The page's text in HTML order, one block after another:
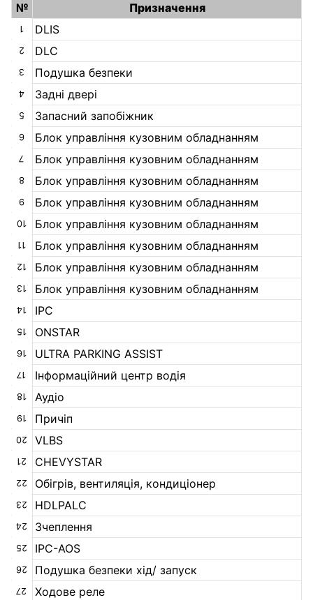
№ Призначення
1 DLIS
2 DLC
3 Подушка безпеки
4 Задні двері
5 Запасний запобіжник
6 Блок управління кузовним обладнанням
7 Блок управління кузовним обладнанням
8 Блок управління кузовним обладнанням
9 Блок управління кузовним обладнанням
10 Блок управління кузовним обладнанням
11 Блок управління кузовним обладнанням
12 Блок управління кузовним обладнанням
13 Блок управління кузовним обладнанням
14 IPC
15 ONSTAR
16 ULTRA PARKING ASSIST
17 Інформаційний центр водія
18 Аудіо
19 Причіп
20 VLBS
21 CHEVYSTAR
22 Обігрів, вентиляція, кондиціонер
23 HDLPALC
24 Зчеплення
25 IPC-AOS
26 Подушка безпеки хід/ запуск
27 Ходове реле